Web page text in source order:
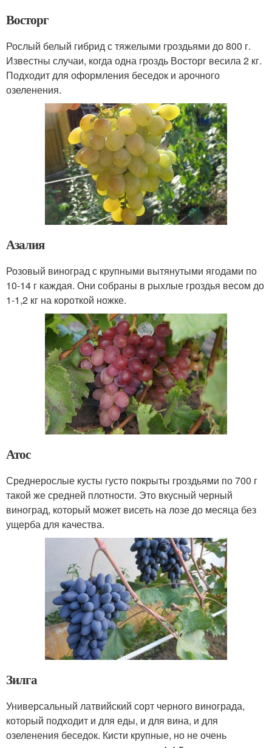
Восторг
Рослый белый гибрид с тяжелыми гроздьями до 800 г.
Известны случаи, когда одна гроздь Восторг весила 2 кг.
Подходит для оформления беседок и арочного
озеленения.
Азалия
Розовый виноград с крупными вытянутыми ягодами по
10-14 г каждая. Они собраны в рыхлые гроздья весом до
1-1,2 кг на короткой ножке.
Атос
Среднерослые кусты густо покрыты гроздьями по 700 г
такой же средней плотности. Это вкусный черный
виноград, который может висеть на лозе до месяца без
ущерба для качества.
Зилга
Универсальный латвийский сорт черного винограда,
который подходит и для еды, и для вина, и для
озеленения беседок. Кисти крупные, но не очень